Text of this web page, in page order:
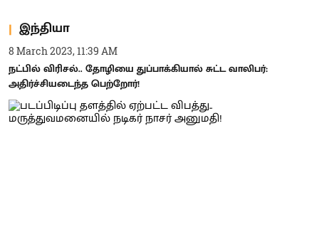
இந்தியா
8 March 2023, 11:39 AM
நட்பில் விரிசல்.. தோழியை துப்பாக்கியால் சுட்ட வாலிபர்:
அதிர்ச்சியடைந்த பெற்றோர்!